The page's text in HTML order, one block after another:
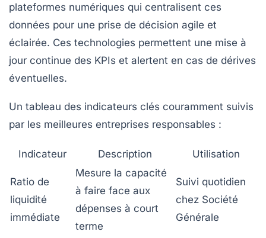
plateformes numériques qui centralisent ces
données pour une prise de décision agile et
éclairée. Ces technologies permettent une mise à
jour continue des KPIs et alertent en cas de dérives
éventuelles.
Un tableau des indicateurs clés couramment suivis
par les meilleures entreprises responsables :
Indicateur Description Utilisation
Ratio de
liquidité
immédiate
Mesure la capacité
à faire face aux
dépenses à court
terme
Suivi quotidien
chez Société
Générale